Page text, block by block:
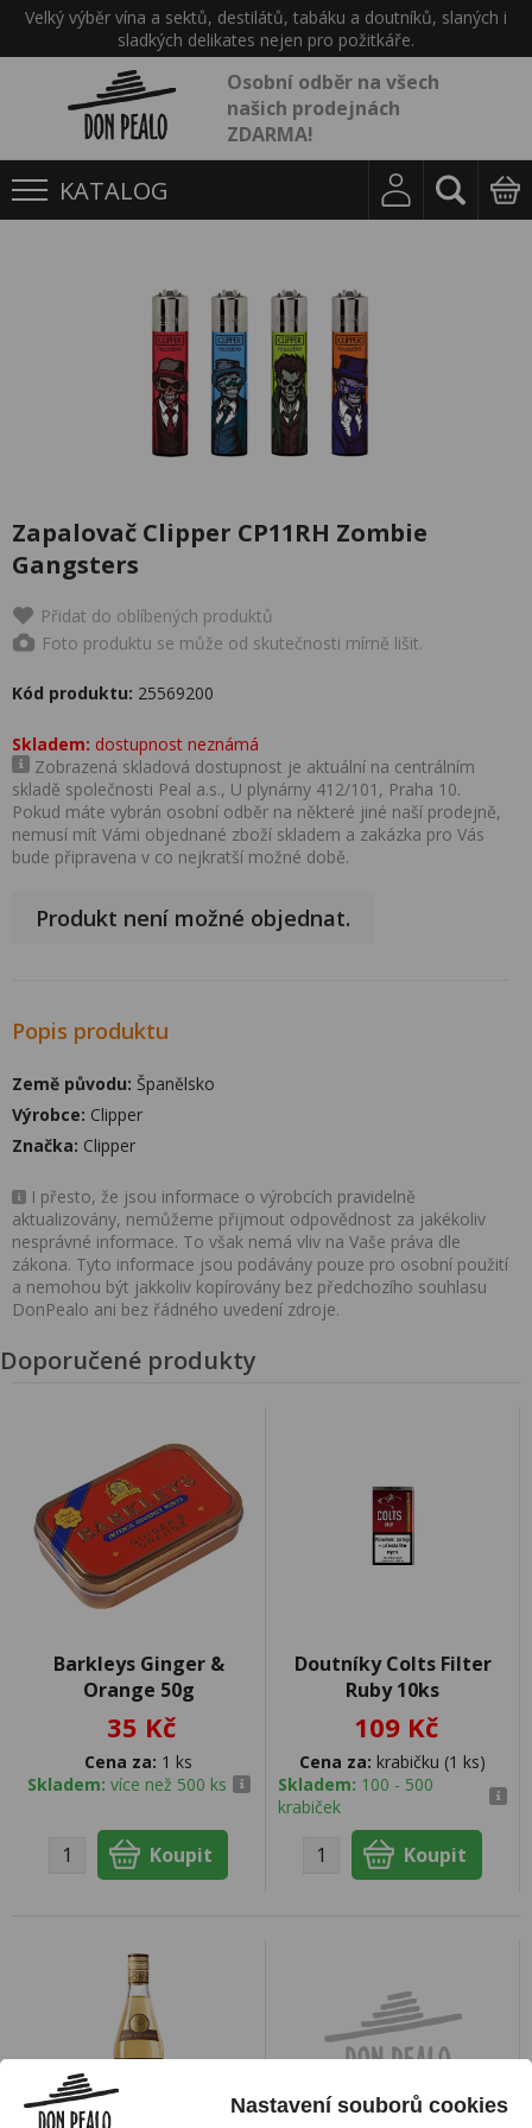
Velký výběr vína a sektů, destilátů, tabáku a doutníků, slaných i
sladkých delikates nejen pro požitkáře.
Osobní odběr na všech
našich prodejnách
ZDARMA!
KATALOG
Zapalovač Clipper CP11RH Zombie
Gangsters
Přidat do oblíbených produktů
Foto produktu se může od skutečnosti mírně lišit.
Kód produktu: 25569200
Skladem: dostupnost neznámá
Zobrazená skladová dostupnost je aktuální na centrálním
skladě společnosti Peal a.s., U plynárny 412/101, Praha 10.
Pokud máte vybrán osobní odběr na některé jiné naší prodejně,
nemusí mít Vámi objednané zboží skladem a zakázka pro Vás
bude připravena v co nejkratší možné době.
Produkt není možné objednat.
Popis produktu
Země původu: Španělsko
Výrobce: Clipper
Značka: Clipper
I přesto, že jsou informace o výrobcích pravidelně
aktualizovány, nemůžeme přijmout odpovědnost za jakékoliv
nesprávné informace. To však nemá vliv na Vaše práva dle
zákona. Tyto informace jsou podávány pouze pro osobní použití
a nemohou být jakkoliv kopírovány bez předchozího souhlasu
DonPealo ani bez řádného uvedení zdroje.
Doporučené produkty
Barkleys Ginger &
Orange 50g
35 Kč
Cena za: 1 ks
Skladem: více než 500 ks
Doutníky Colts Filter
Ruby 10ks
109 Kč
Cena za: krabičku (1 ks)
Skladem: 100 - 500
krabiček
Nastavení souborů cookies